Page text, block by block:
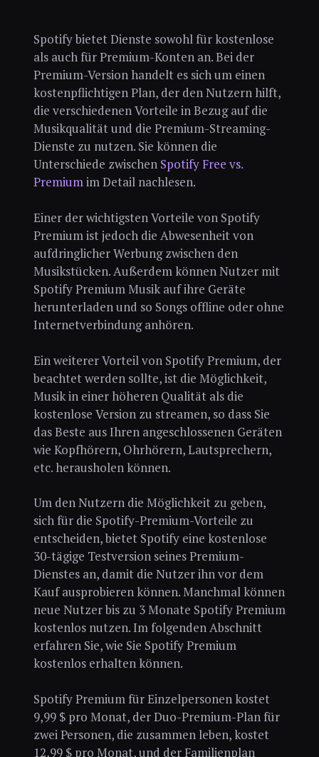
Spotify bietet Dienste sowohl für kostenlose
als auch für Premium-Konten an. Bei der
Premium-Version handelt es sich um einen
kostenpflichtigen Plan, der den Nutzern hilft,
die verschiedenen Vorteile in Bezug auf die
Musikqualität und die Premium-Streaming-
Dienste zu nutzen. Sie können die
Unterschiede zwischen Spotify Free vs.
Premiumim Detail nachlesen.
Einer der wichtigsten Vorteile von Spotify
Premium ist jedoch die Abwesenheit von
aufdringlicher Werbung zwischen den
Musikstücken. Außerdem können Nutzer mit
Spotify Premium Musik auf ihre Geräte
herunterladen und so Songs offline oder ohne
Internetverbindung anhören.
Ein weiterer Vorteil von Spotify Premium, der
beachtet werden sollte, ist die Möglichkeit,
Musik in einer höheren Qualität als die
kostenlose Version zu streamen, so dass Sie
das Beste aus Ihren angeschlossenen Geräten
wie Kopfhörern, Ohrhörern, Lautsprechern,
etc. herausholen können.
Um den Nutzern die Möglichkeit zu geben,
sich für die Spotify-Premium-Vorteile zu
entscheiden, bietet Spotify eine kostenlose
30-tägige Testversion seines Premium-
Dienstes an, damit die Nutzer ihn vor dem
Kauf ausprobieren können. Manchmal können
neue Nutzer bis zu 3 Monate Spotify Premium
kostenlos nutzen. Im folgenden Abschnitt
erfahren Sie, wie Sie Spotify Premium
kostenlos erhalten können.
Spotify Premium für Einzelpersonen kostet
9,99 $ pro Monat, der Duo-Premium-Plan für
zwei Personen, die zusammen leben, kostet
12,99 $ pro Monat, und der Familienplan